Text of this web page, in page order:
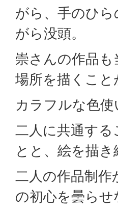
がら、手のひ
がら没頭。
崇さんの作品
場所を描くこと
カラフルな色使
二人に共通す
とと、絵を描
二人の作品制
の初心を曇らせ